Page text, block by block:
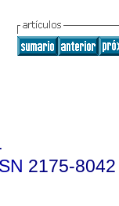
2175-8042